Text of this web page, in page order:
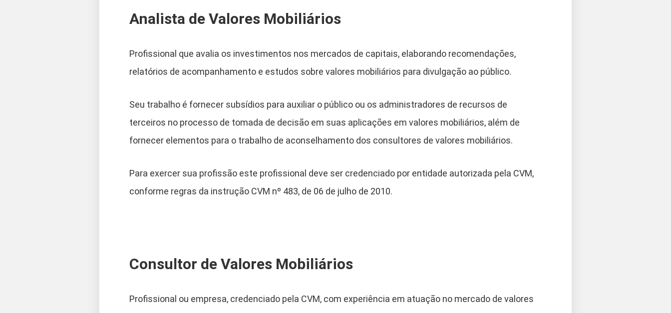
Analista de Valores Mobiliários
Profissional que avalia os investimentos nos mercados de capitais, elaborando recomendações,
relatórios de acompanhamento e estudos sobre valores mobiliários para divulgação ao público.
Seu trabalho é fornecer subsídios para auxiliar o público ou os administradores de recursos de
terceiros no processo de tomada de decisão em suas aplicações em valores mobiliários, além de
fornecer elementos para o trabalho de aconselhamento dos consultores de valores mobiliários.
Para exercer sua profissão este profissional deve ser credenciado por entidade autorizada pela CVM,
conforme regras da instrução CVM nº 483, de 06 de julho de 2010.
Consultor de Valores Mobiliários
Profissional ou empresa, credenciado pela CVM, com experiência em atuação no mercado de valores